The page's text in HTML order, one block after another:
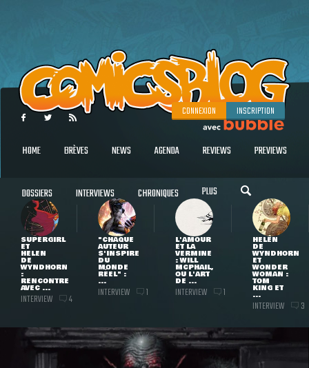
CONNEXION INSCRIPTION
HOME BRÈVES NEWS AGENDA REVIEWS PREVIEWS
DOSSIERS INTERVIEWS CHRONIQUES PLUS
SUPERGIRL
ET
HELEN
DE
WYNDHORN
:
RENCONTRE
AVEC ...
INTERVIEW 4
"CHAQUE
AUTEUR
S'INSPIRE
DU
MONDE
RÉEL" :
...
INTERVIEW 1
L'AMOUR
ET LA
VERMINE
: WILL
MCPHAIL,
OU L'ART
DE ...
INTERVIEW 1
HELEN
DE
WYNDHORN
ET
WONDER
WOMAN :
TOM
KING ET
...
INTERVIEW 3